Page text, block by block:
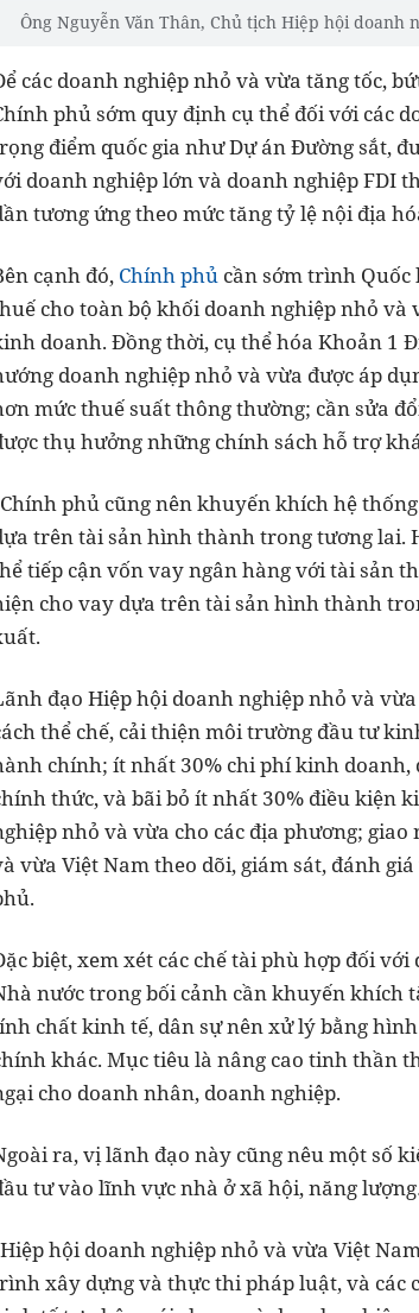
Ông Nguyễn Văn Thân, Chủ tịch Hiệp hội doanh
các doanh nghiệp nhỏ và vừa tăng tốc,
phủ sớm quy định cụ thể đối với các
điểm quốc gia như Dự án Đường sắt,
doanh nghiệp lớn và doanh nghiệp FDI
tương ứng theo mức tăng tỷ lệ nội địa
cạnh đó, Chính phủ cần sớm trình
cho toàn bộ khối doanh nghiệp nhỏ
doanh. Đồng thời, cụ thể hóa Khoản 1
doanh nghiệp nhỏ và vừa được áp
mức thuế suất thông thường; cần sửa
thụ hưởng những chính sách hỗ trợ
phủ cũng nên khuyến khích hệ
trên tài sản hình thành trong tương lai.
tiếp cận vốn vay ngân hàng với tài sản
cho vay dựa trên tài sản hình thành
đạo Hiệp hội doanh nghiệp nhỏ và
thể chế, cải thiện môi trường đầu tư
chính; ít nhất 30% chi phí kinh
thức, và bãi bỏ ít nhất 30% điều kiện
nhỏ và vừa cho các địa phương;
vừa Việt Nam theo dõi, giám sát, đánh
biệt, xem xét các chế tài phù hợp đối
nước trong bối cảnh cần khuyến khích
chất kinh tế, dân sự nên xử lý bằng
khác. Mục tiêu là nâng cao tinh thần
cho doanh nhân, doanh nghiệp.
ra, vị lãnh đạo này cũng nêu một số
tư vào lĩnh vực nhà ở xã hội, năng
hội doanh nghiệp nhỏ và vừa Việt
xây dựng và thực thi pháp luật, và các